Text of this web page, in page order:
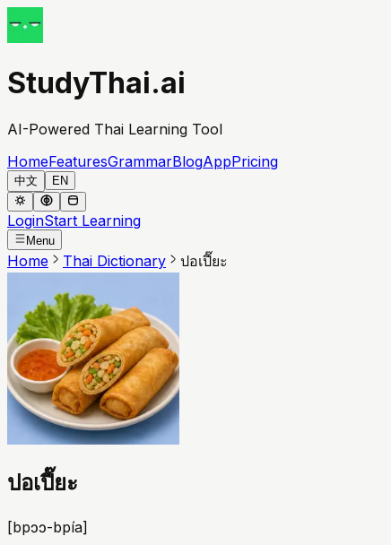
StudyThai.ai
AI-Powered Thai Learning Tool
HomeFeaturesGrammarBlogAppPricing
中文 EN
LoginStart Learning
Menu
Home Thai Dictionary ปอเปี๊ยะ
ปอเปี๊ยะ
[bpɔɔ-bpía]